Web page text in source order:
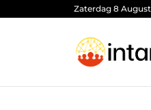
Zaterdag 8